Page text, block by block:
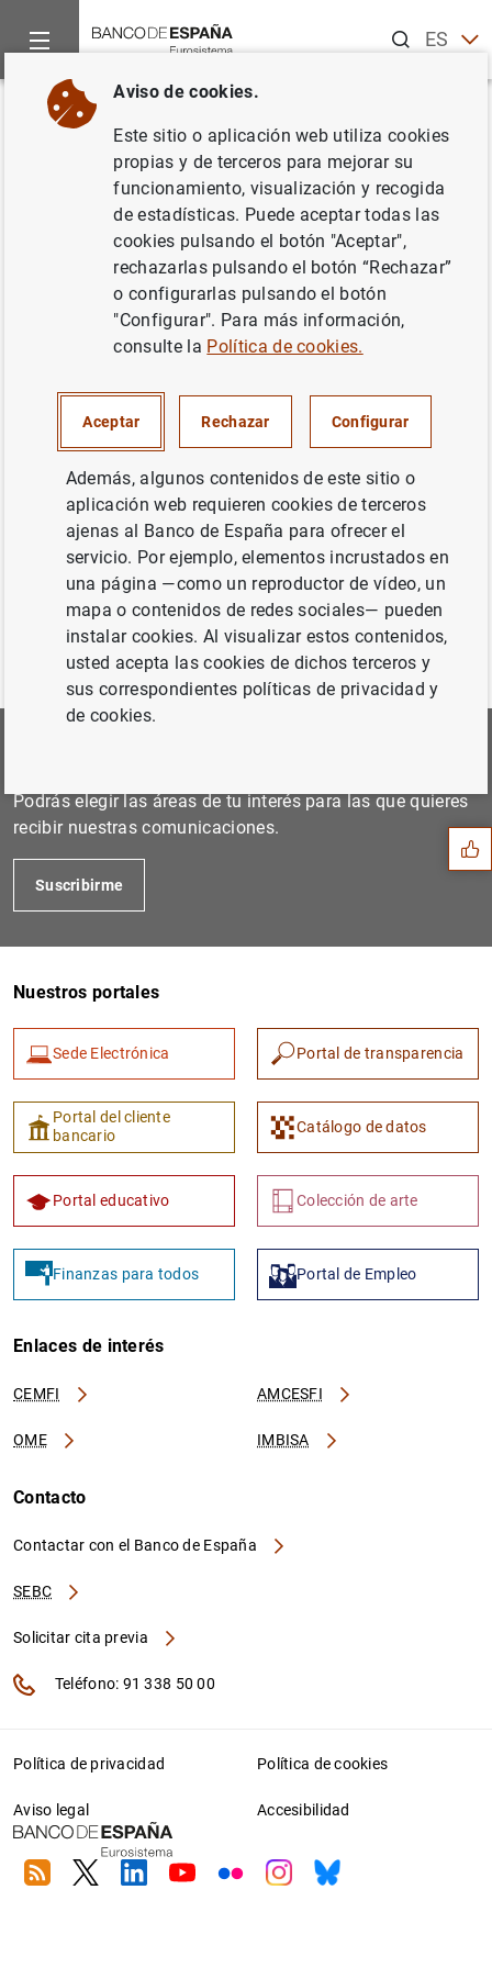
ESEN
Inicio Noticias y eventos
Volver
10 de abril de 2008
10 de abril de 2008 (20KB)
Anterior
8 de mayo de 2008...
Siguiente
6 de marzo de 2008...
Sugerencias
1 2
Podrás elegir las áreas de tu interés para las que quieres
recibir nuestras comunicaciones.
Suscribirme
Nuestros portales
Sede Electrónica Portal de transparencia
Portal del cliente
bancario
Catálogo de datos
Portal educativo Colección de arte
Finanzas para todos Portal de Empleo
Enlaces de interés
CEMFI AMCESFI
OME IMBISA
Contacto
Contactar con el Banco de España
SEBC
Solicitar cita previa
Teléfono: 91 338 50 00
Política de privacidad Política de cookies
Aviso legal Accesibilidad
RSS TwitterLinkedin
YoutubeFlickrInstagram
Bluesky
Aviso de cookies.
Este sitio o aplicación web utiliza cookies
propias y de terceros para mejorar su
funcionamiento, visualización y recogida
de estadísticas. Puede aceptar todas las
cookies pulsando el botón "Aceptar",
rechazarlas pulsando el botón “Rechazar”
o configurarlas pulsando el botón
"Configurar". Para más información,
consulte la Política de cookies.
Aceptar Rechazar Configurar
Además, algunos contenidos de este sitio o
aplicación web requieren cookies de terceros
ajenas al Banco de España para ofrecer el
servicio. Por ejemplo, elementos incrustados en
una página —como un reproductor de vídeo, un
mapa o contenidos de redes sociales— pueden
instalar cookies. Al visualizar estos contenidos,
usted acepta las cookies de dichos terceros y
sus correspondientes políticas de privacidad y
de cookies.